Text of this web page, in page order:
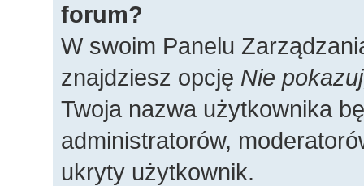
forum?
W swoim Panelu
znajdziesz opcję Nie
Twoja nazwa użytkownika
administratorów,
ukryty użytkownik.